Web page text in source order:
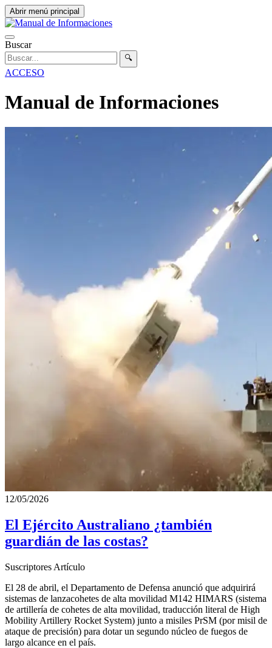
Abrir menú principal
Buscar
🔍
ACCESO
Manual de Informaciones
12/05/2026
El Ejército Australiano ¿también
guardián de las costas?
Suscriptores Artículo
El 28 de abril, el Departamento de Defensa anunció que adquirirá
sistemas de lanzacohetes de alta movilidad M142 HIMARS (sistema
de artillería de cohetes de alta movilidad, traducción literal de High
Mobility Artillery Rocket System) junto a misiles PrSM (por misil de
ataque de precisión) para dotar un segundo núcleo de fuegos de
largo alcance en el país.